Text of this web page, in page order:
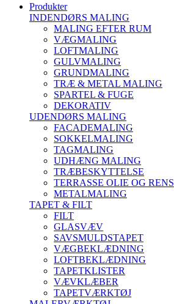
Produkter
INDENDØRS MALING
MALING EFTER RUM
VÆGMALING
LOFTMALING
GULVMALING
GRUNDMALING
TRÆ & METAL MALING
SPARTEL & FUGE
DEKORATIV
UDENDØRS MALING
FACADEMALING
SOKKELMALING
TAGMALING
UDHÆNG MALING
TRÆBESKYTTELSE
TERRASSE OLIE OG RENS
METALMALING
TAPET & FILT
FILT
GLASVÆV
SAVSMULDSTAPET
VÆGBEKLÆDNING
LOFTBEKLÆDNING
TAPETKLISTER
VÆVKLÆBER
TAPETVÆRKTØJ